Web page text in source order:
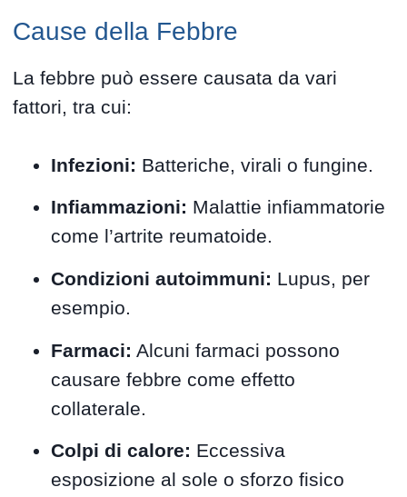
Cause della Febbre
La febbre può essere causata da vari
fattori, tra cui:
Infezioni: Batteriche, virali o fungine.
Infiammazioni: Malattie infiammatorie
come l’artrite reumatoide.
Condizioni autoimmuni: Lupus, per
esempio.
Farmaci: Alcuni farmaci possono
causare febbre come effetto
collaterale.
Colpi di calore: Eccessiva
esposizione al sole o sforzo fisico